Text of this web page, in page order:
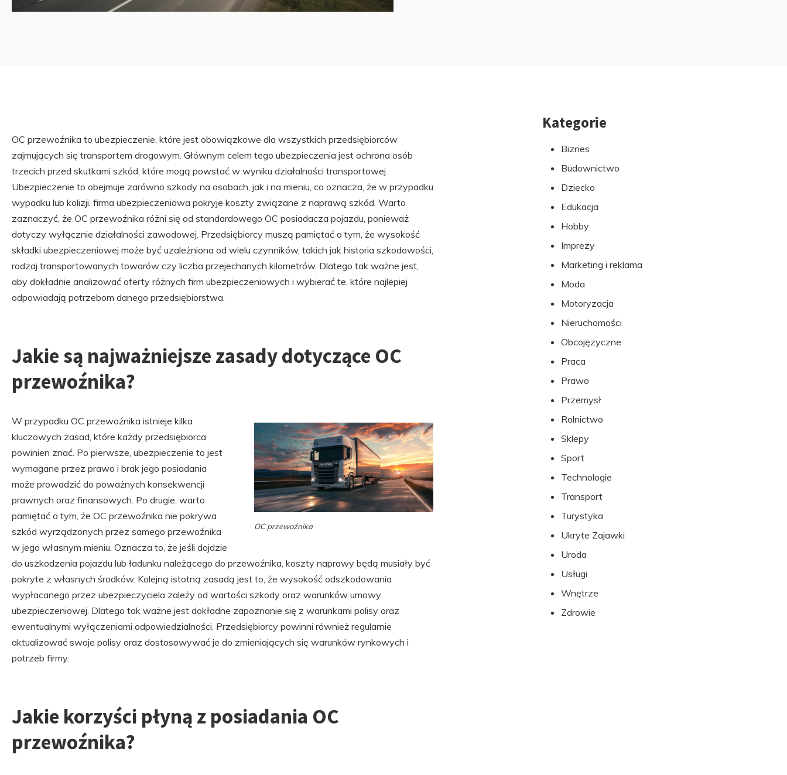
OC przewoźnika to ubezpieczenie, które jest obowiązkowe dla wszystkich przedsiębiorców
zajmujących się transportem drogowym. Głównym celem tego ubezpieczenia jest ochrona osób
trzecich przed skutkami szkód, które mogą powstać w wyniku działalności transportowej.
Ubezpieczenie to obejmuje zarówno szkody na osobach, jak i na mieniu, co oznacza, że w przypadku
wypadku lub kolizji, firma ubezpieczeniowa pokryje koszty związane z naprawą szkód. Warto
zaznaczyć, że OC przewoźnika różni się od standardowego OC posiadacza pojazdu, ponieważ
dotyczy wyłącznie działalności zawodowej. Przedsiębiorcy muszą pamiętać o tym, że wysokość
składki ubezpieczeniowej może być uzależniona od wielu czynników, takich jak historia szkodowości,
rodzaj transportowanych towarów czy liczba przejechanych kilometrów. Dlatego tak ważne jest,
aby dokładnie analizować oferty różnych firm ubezpieczeniowych i wybierać te, które najlepiej
odpowiadają potrzebom danego przedsiębiorstwa.
Jakie są najważniejsze zasady dotyczące OC
przewoźnika?
OC przewoźnika
W przypadku OC przewoźnika istnieje kilka
kluczowych zasad, które każdy przedsiębiorca
powinien znać. Po pierwsze, ubezpieczenie to jest
wymagane przez prawo i brak jego posiadania
może prowadzić do poważnych konsekwencji
prawnych oraz finansowych. Po drugie, warto
pamiętać o tym, że OC przewoźnika nie pokrywa
szkód wyrządzonych przez samego przewoźnika
w jego własnym mieniu. Oznacza to, że jeśli dojdzie
do uszkodzenia pojazdu lub ładunku należącego do przewoźnika, koszty naprawy będą musiały być
pokryte z własnych środków. Kolejną istotną zasadą jest to, że wysokość odszkodowania
wypłacanego przez ubezpieczyciela zależy od wartości szkody oraz warunków umowy
ubezpieczeniowej. Dlatego tak ważne jest dokładne zapoznanie się z warunkami polisy oraz
ewentualnymi wyłączeniami odpowiedzialności. Przedsiębiorcy powinni również regularnie
aktualizować swoje polisy oraz dostosowywać je do zmieniających się warunków rynkowych i
potrzeb firmy.
Jakie korzyści płyną z posiadania OC
przewoźnika?
PrzejdźKategorie
Biznes
Budownictwo
Dziecko
Edukacja
Hobby
Imprezy
Marketing i reklama
Moda
Motoryzacja
Nieruchomości
Obcojęzyczne
Praca
Prawo
Przemysł
Rolnictwo
Sklepy
Sport
Technologie
Transport
Turystyka
Ukryte Zajawki
Uroda
Usługi
Wnętrze
Zdrowie